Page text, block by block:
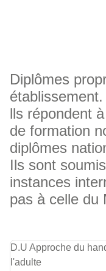
Diplômes
établissement.
lls répondent
de formation
diplômes
Ils sont
instances
pas à celle du
D.U Approche du
l'adulte